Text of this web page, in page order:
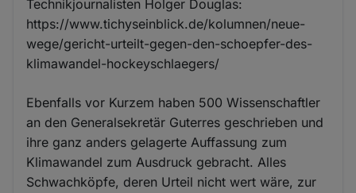
Technikjournalisten Holger Douglas:
https://www.tichyseinblick.de/kolumnen/neue-
wege/gericht-urteilt-gegen-den-schoepfer-des-
klimawandel-hockeyschlaegers/
Ebenfalls vor Kurzem haben 500 Wissenschaftler
an den Generalsekretär Guterres geschrieben und
ihre ganz anders gelagerte Auffassung zum
Klimawandel zum Ausdruck gebracht. Alles
Schwachköpfe, deren Urteil nicht wert wäre, zur